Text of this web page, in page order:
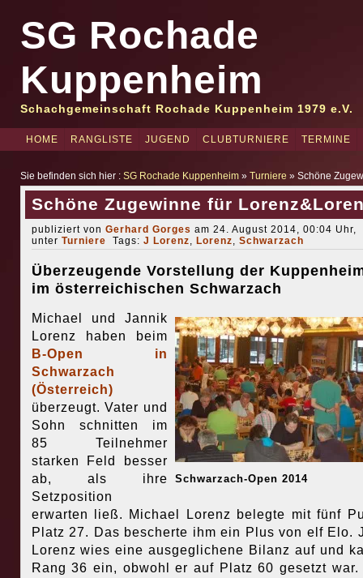
SG Rochade
Kuppenheim
Schachgemeinschaft Rochade Kuppenheim 1979 e.V.
HOME RANGLISTE JUGEND CLUBTURNIERE TERMINE
Sie befinden sich hier : SG Rochade Kuppenheim» Turniere » Schöne
Schöne Zugewinne für
publiziert von Gerhard Gorges am 24. August 2014, 00:04 Uhr,
unter Turniere Tags: J Lorenz, Lorenz, Schwarzach
Überzeugende Vorstellung der
im österreichischen Schwarzach
Schwarzach-Open 2014
Michael und Jannik
Lorenz haben beim
B-Open in
Schwarzach
(Österreich)
überzeugt. Vater und
Sohn schnitten im
85 Teilnehmer
starken Feld besser
ab, als ihre
Setzposition
erwarten ließ. Michael Lorenz belegte mit fünf
Platz 27. Das bescherte ihm ein Plus von elf Elo.
Lorenz wies eine ausgeglichene Bilanz auf und
Rang 36 ein, obwohl er auf Platz 60 gesetzt war.